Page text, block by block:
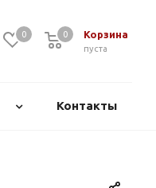
0 Корзина
пуста
0
Контакты